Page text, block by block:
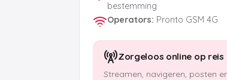
bestemming
Operators: Pronto GSM 4G
Zorgeloos online op reis
Streamen, navigeren, posten